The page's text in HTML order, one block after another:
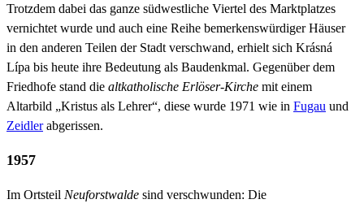
Trotzdem dabei das ganze südwestliche Viertel des Marktplatzes
vernichtet wurde und auch eine Reihe bemerkenswürdiger Häuser
in den anderen Teilen der Stadt verschwand, erhielt sich Krásná
Lípa bis heute ihre Bedeutung als Baudenkmal. Gegenüber dem
Friedhofe stand die altkatholische Erlöser-Kirche mit einem
Altarbild „Kristus als Lehrer“, diese wurde 1971 wie in Fugau und
Zeidlerabgerissen.
1957
Im Ortsteil Neuforstwalde sind verschwunden: Die